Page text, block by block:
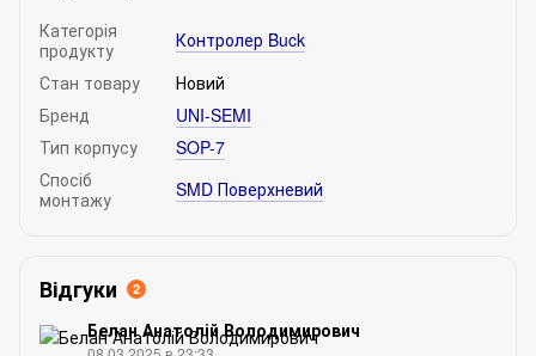
Категорія
продукту
Контролер Buck
Стан товару
Новий
Бренд
UNI-SEMI
Тип корпусу
SOP-7
Спосіб
монтажу
SMD Поверхневий
Відгуки 2
Белан Анатолій Володимирович